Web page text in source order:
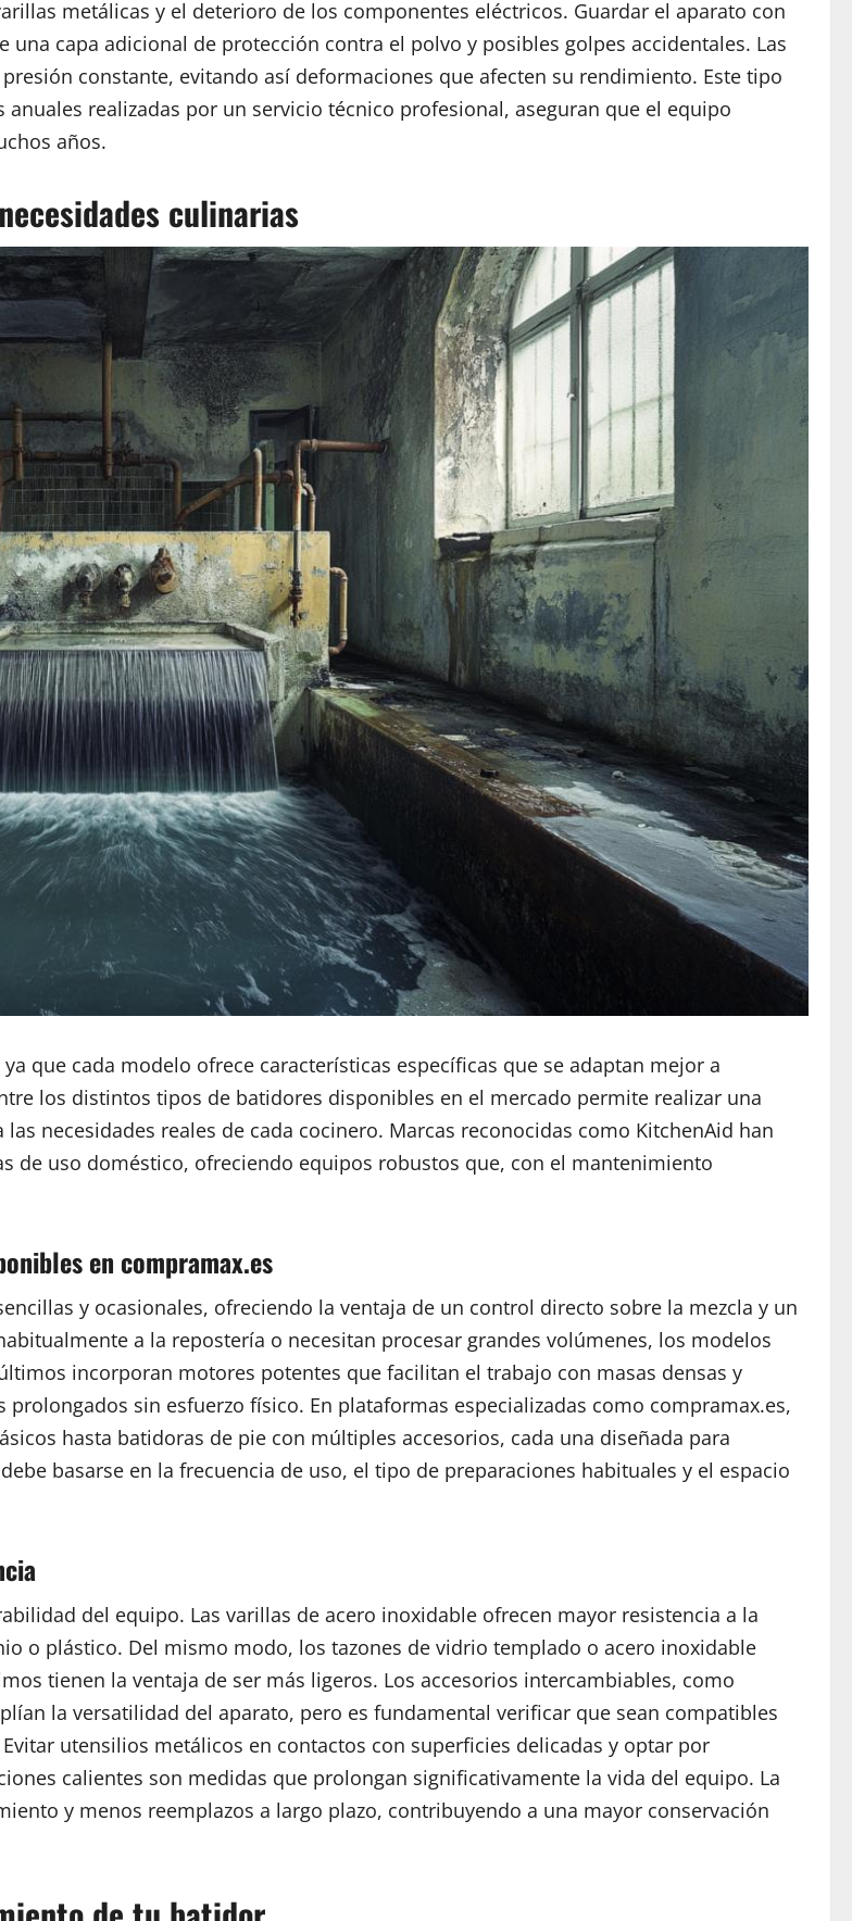
metálicas y el deterioro de los componentes eléctricos. Guardar el aparato con
capa adicional de protección contra el polvo y posibles golpes accidentales. Las
constante, evitando así deformaciones que afecten su rendimiento. Este tipo
realizadas por un servicio técnico profesional, aseguran que el equipo
años.
culinarias
que cada modelo ofrece características específicas que se adaptan mejor a
los distintos tipos de batidores disponibles en el mercado permite realizar una
necesidades reales de cada cocinero. Marcas reconocidas como KitchenAid han
de uso doméstico, ofreciendo equipos robustos que, con el mantenimiento
en compramax.es
y ocasionales, ofreciendo la ventaja de un control directo sobre la mezcla y un
a la repostería o necesitan procesar grandes volúmenes, los modelos
incorporan motores potentes que facilitan el trabajo con masas densas y
sin esfuerzo físico. En plataformas especializadas como compramax.es,
hasta batidoras de pie con múltiples accesorios, cada una diseñada para
basarse en la frecuencia de uso, el tipo de preparaciones habituales y el espacio
del equipo. Las varillas de acero inoxidable ofrecen mayor resistencia a la
o plástico. Del mismo modo, los tazones de vidrio templado o acero inoxidable
tienen la ventaja de ser más ligeros. Los accesorios intercambiables, como
la versatilidad del aparato, pero es fundamental verificar que sean compatibles
utensilios metálicos en contactos con superficies delicadas y optar por
calientes son medidas que prolongan significativamente la vida del equipo. La
y menos reemplazos a largo plazo, contribuyendo a una mayor conservación